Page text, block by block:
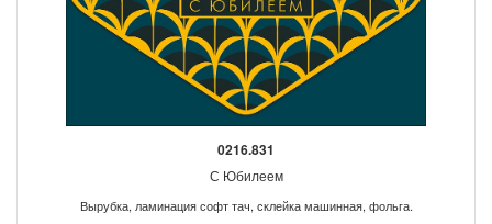
0216.831
С Юбилеем
Вырубка, ламинация софт тач, склейка машинная, фольга.